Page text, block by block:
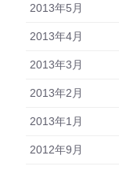
2013年5月
2013年4月
2013年3月
2013年2月
2013年1月
2012年9月